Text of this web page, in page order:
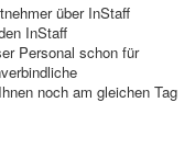
über InStaff
InStaff
Personal schon für
noch am gleichen Tag